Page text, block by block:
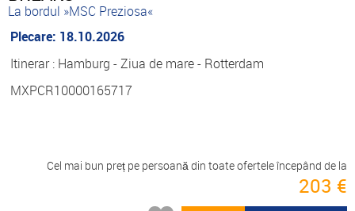
La bordul »MSC Preziosa«
Plecare: 18.10.2026
Itinerar : Hamburg - Ziua de mare - Rotterdam
MXPCR10000165717
Cel mai bun preț pe persoană din toate ofertele începând de la
203 €